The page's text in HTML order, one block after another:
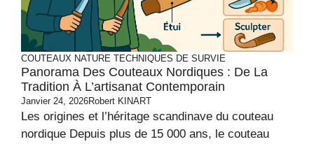
COUTEAUX NATURE TECHNIQUES DE SURVIE
Panorama Des Couteaux Nordiques : De La
Tradition À L’artisanat Contemporain
Janvier 24, 2026Robert KINART
Les origines et l’héritage scandinave du couteau
nordique Depuis plus de 15 000 ans, le couteau